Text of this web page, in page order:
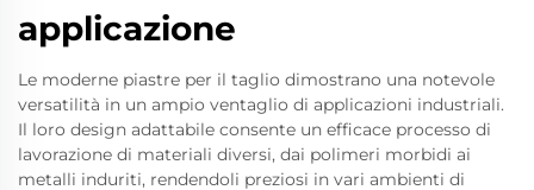
applicazione
Le moderne piastre per il taglio dimostrano una notevole
versatilità in un ampio ventaglio di applicazioni industriali.
Il loro design adattabile consente un efficace processo di
lavorazione di materiali diversi, dai polimeri morbidi ai
metalli induriti, rendendoli preziosi in vari ambienti di